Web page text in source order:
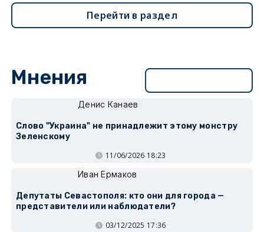
Перейти в раздел
Мнения
Денис Канаев
Слово "Украина" не принадлежит этому монстру
Зеленскому
11/06/2026 18:23
Иван Ермаков
Депутаты Севастополя: кто они для города —
представители или наблюдатели?
03/12/2025 17:36